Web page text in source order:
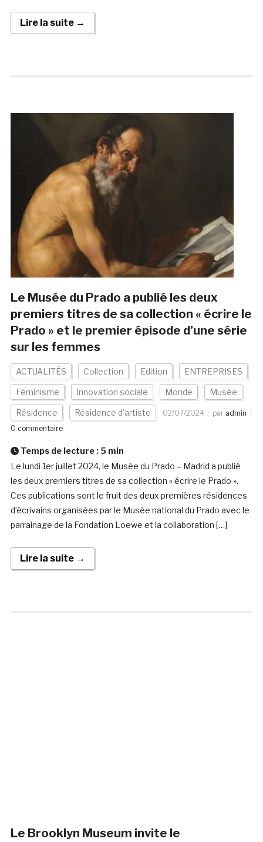
Lire la suite →
Le Musée du Prado a publié les deux
premiers titres de sa collection « écrire le
Prado » et le premier épisode d’une série
sur les femmes
ACTUALITÉS Collection Edition ENTREPRISES
Féminisme Innovation sociale Monde Musée
Résidence Résidence d'artiste 02/07/2024 par admin
0 commentaire
Temps de lecture : 5 min
Le lundi 1er juillet 2024, le Musée du Prado – Madrid a publié
les deux premiers titres de sa collection « écrire le Prado ».
Ces publications sont le fruit des deux premières résidences
d’écrivains organisées par le Musée national du Prado avec le
parrainage de la Fondation Loewe et la collaboration […]
Lire la suite →
Le Brooklyn Museum invite le